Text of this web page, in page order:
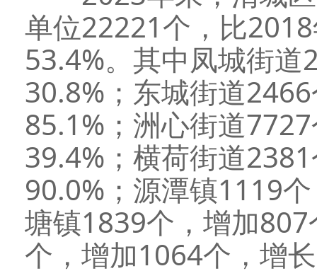
单位22221个，比
53.4%。其中凤城街
30.8%；东城街道
85.1%；洲心街道
39.4%；横荷街道
90.0%；源潭镇1119
塘镇1839个，增加
个，增加1064个，增